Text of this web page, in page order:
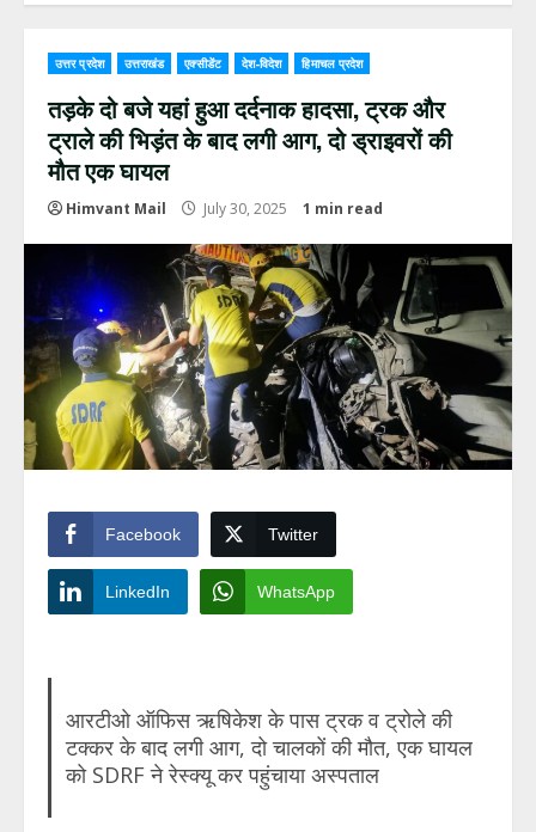
उत्तर प्रदेश उत्तराखंड एक्सीडेंट देश-विदेश हिमाचल प्रदेश
तड़के दो बजे यहां हुआ दर्दनाक हादसा, ट्रक और
ट्राले की भिड़ंत के बाद लगी आग, दो ड्राइवरों की
मौत एक घायल
Himvant Mail July 30, 2025 1 min read
Facebook Twitter
LinkedIn WhatsApp
आरटीओ ऑफिस ऋषिकेश के पास ट्रक व ट्रोले की
टक्कर के बाद लगी आग, दो चालकों की मौत, एक घायल
को SDRF ने रेस्क्यू कर पहुंचाया अस्पताल